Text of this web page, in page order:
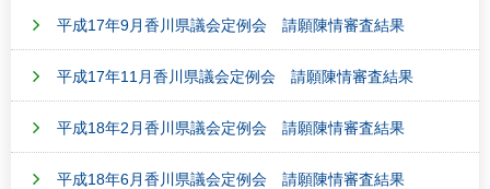
平成17年9月香川県議会定例会 請願陳情審査結果
平成17年11月香川県議会定例会 請願陳情審査結果
平成18年2月香川県議会定例会 請願陳情審査結果
平成18年6月香川県議会定例会 請願陳情審査結果